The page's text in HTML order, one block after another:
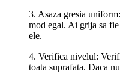
3. Asaza gresia
mod egal. Ai grija sa
ele.
4. Verifica nivelul:
toata suprafata. Daca